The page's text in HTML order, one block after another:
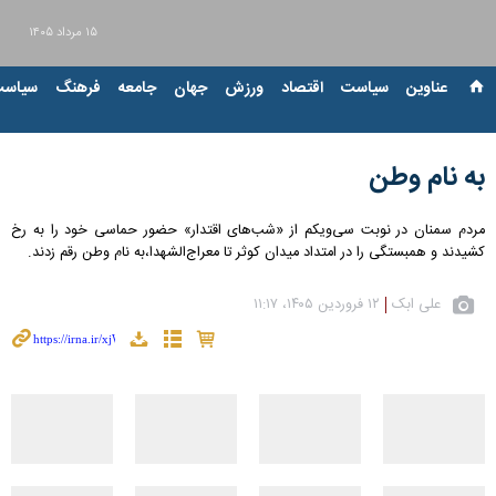
۱۵ مرداد ۱۴۰۵
عناوین‌ سیاست اقتصاد ورزش جهان جامعه فرهنگ
به نام وطن
مردم سمنان در نوبت سی‌ویکم از «شب‌های اقتدار» حضور حماسی خود را به رخ
کشیدند و همبستگی را در امتداد میدان کوثر تا معراج‌الشهدا،به نام وطن رقم زدند.
علی ابک ۱۲ فروردین ۱۴۰۵، ۱۱:۱۷